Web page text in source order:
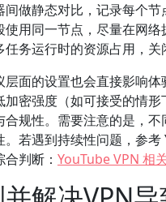
间做静态对比，记录每个
使用同一节点，尽量在网
任务运行时的资源占用，
层面的设置也会直接影响
加密强度（如可接受的情
合规性。需要注意的是，
。若遇到持续性问题，参
判断： YouTube VPN 相